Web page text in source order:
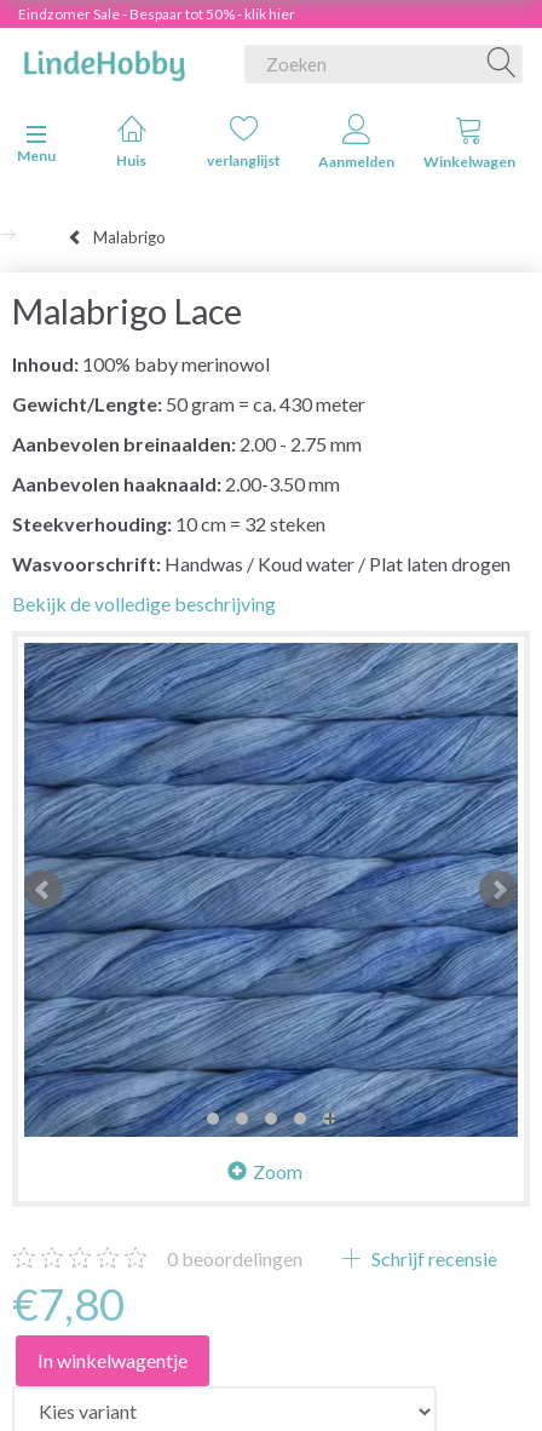
Eindzomer Sale - Bespaar tot 50% - klik hier
Navigatie in-/uitschakelen
Menu
Huis verlanglijst Aanmelden Winkelwagen
Malabrigo
Malabrigo Lace
Inhoud: 100% baby merinowol
Gewicht/Lengte: 50 gram = ca. 430 meter
Aanbevolen breinaalden: 2.00 - 2.75 mm
Aanbevolen haaknaald: 2.00-3.50 mm
Steekverhouding: 10 cm = 32 steken
Wasvoorschrift: Handwas / Koud water / Plat laten drogen
Bekijk de volledige beschrijving
Zoom
0 beoordelingen Schrijf recensie
€7,80
In winkelwagentje